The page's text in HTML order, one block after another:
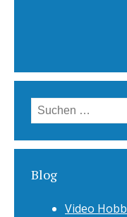
Suchen
nach:
Blog
Video